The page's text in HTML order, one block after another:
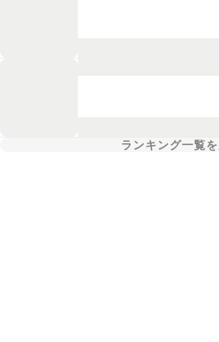
ランキング一覧